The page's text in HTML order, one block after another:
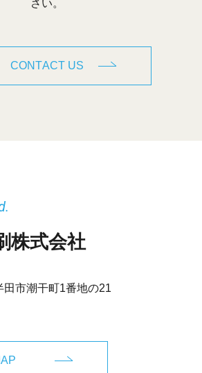
さい。
CONTACT US
株式会社
田市潮干町1番地の21